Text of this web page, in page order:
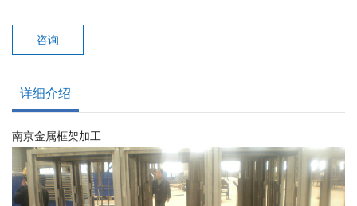
咨询
详细介绍
南京金属框架加工